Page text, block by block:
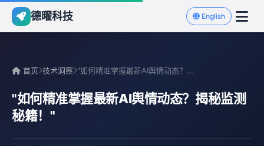
德曜科技 English
首页 技术洞察 "如何精准掌握最新AI舆情动态？揭秘监测秘籍！"
"如何精准掌握最新AI舆情动态？揭秘监测
秘籍！"